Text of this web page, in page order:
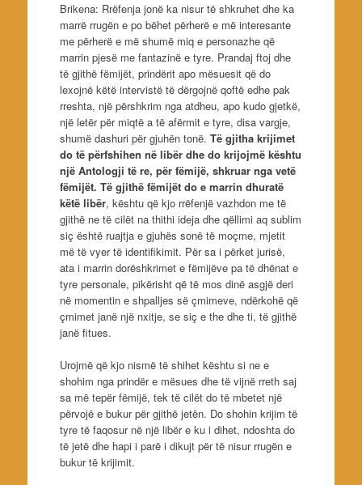
Brikena: Rrëfenja jonë ka nisur të shkruhet dhe ka
marrë rrugën e po bëhet përherë e më interesante
me përherë e më shumë miq e personazhe që
marrin pjesë me fantazinë e tyre. Prandaj ftoj dhe
të gjithë fëmijët, prindërit apo mësuesit që do
lexojnë këtë intervistë të dërgojnë qoftë edhe pak
rreshta, një përshkrim nga atdheu, apo kudo gjetkë,
një letër për miqtë a të afërmit e tyre, disa vargje,
shumë dashuri për gjuhën tonë. Të gjitha krijimet
do të përfshihen në libër dhe do krijojmë kështu
një Antologji të re, për fëmijë, shkruar nga vetë
fëmijët. Të gjithë fëmijët do e marrin dhuratë
këtë libër, kështu që kjo rrëfenjë vazhdon me të
gjithë ne të cilët na thithi ideja dhe qëllimi aq sublim
siç është ruajtja e gjuhës sonë të moçme, mjetit
më të vyer të identifikimit. Për sa i përket jurisë,
ata i marrin dorëshkrimet e fëmijëve pa të dhënat e
tyre personale, pikërisht që të mos dinë asgjë deri
në momentin e shpalljes së çmimeve, ndërkohë që
çmimet janë një nxitje, se siç e the dhe ti, të gjithë
janë fitues.
Urojmë që kjo nismë të shihet kështu si ne e
shohim nga prindër e mësues dhe të vijnë rreth saj
sa më tepër fëmijë, tek të cilët do të mbetet një
përvojë e bukur për gjithë jetën. Do shohin krijim të
tyre të faqosur në një libër e ku i dihet, ndoshta do
të jetë dhe hapi i parë i dikujt për të nisur rrugën e
bukur të krijimit.